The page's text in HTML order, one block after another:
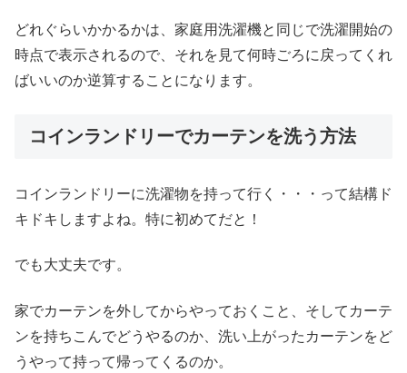
どれぐらいかかるかは、家庭用洗濯機と同じで洗濯開始の
時点で表示されるので、それを見て何時ごろに戻ってくれ
ばいいのか逆算することになります。
コインランドリーでカーテンを洗う方法
コインランドリーに洗濯物を持って行く・・・って結構ド
キドキしますよね。特に初めてだと！
でも大丈夫です。
家でカーテンを外してからやっておくこと、そしてカーテ
ンを持ちこんでどうやるのか、洗い上がったカーテンをど
うやって持って帰ってくるのか。